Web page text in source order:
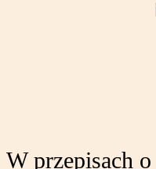
W przepisach